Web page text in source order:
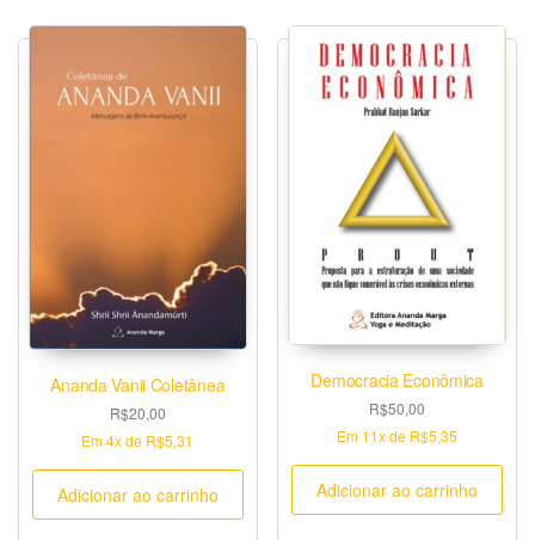
Ananda Vanii Coletânea
R$20,00
Em4xde R$5,31
Adicionar ao carrinho
Democracia Econômica
R$50,00
Em 11xde R$5,35
Adicionar ao carrinho